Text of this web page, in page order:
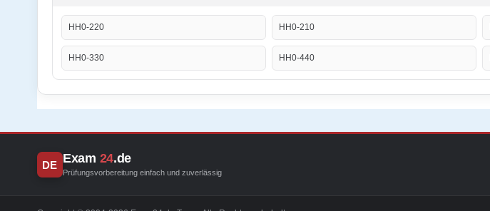
HH0-220 HH0-210
HH0-330 HH0-440
DE Exam 24.de
Prüfungsvorbereitung einfach und zuverlässig